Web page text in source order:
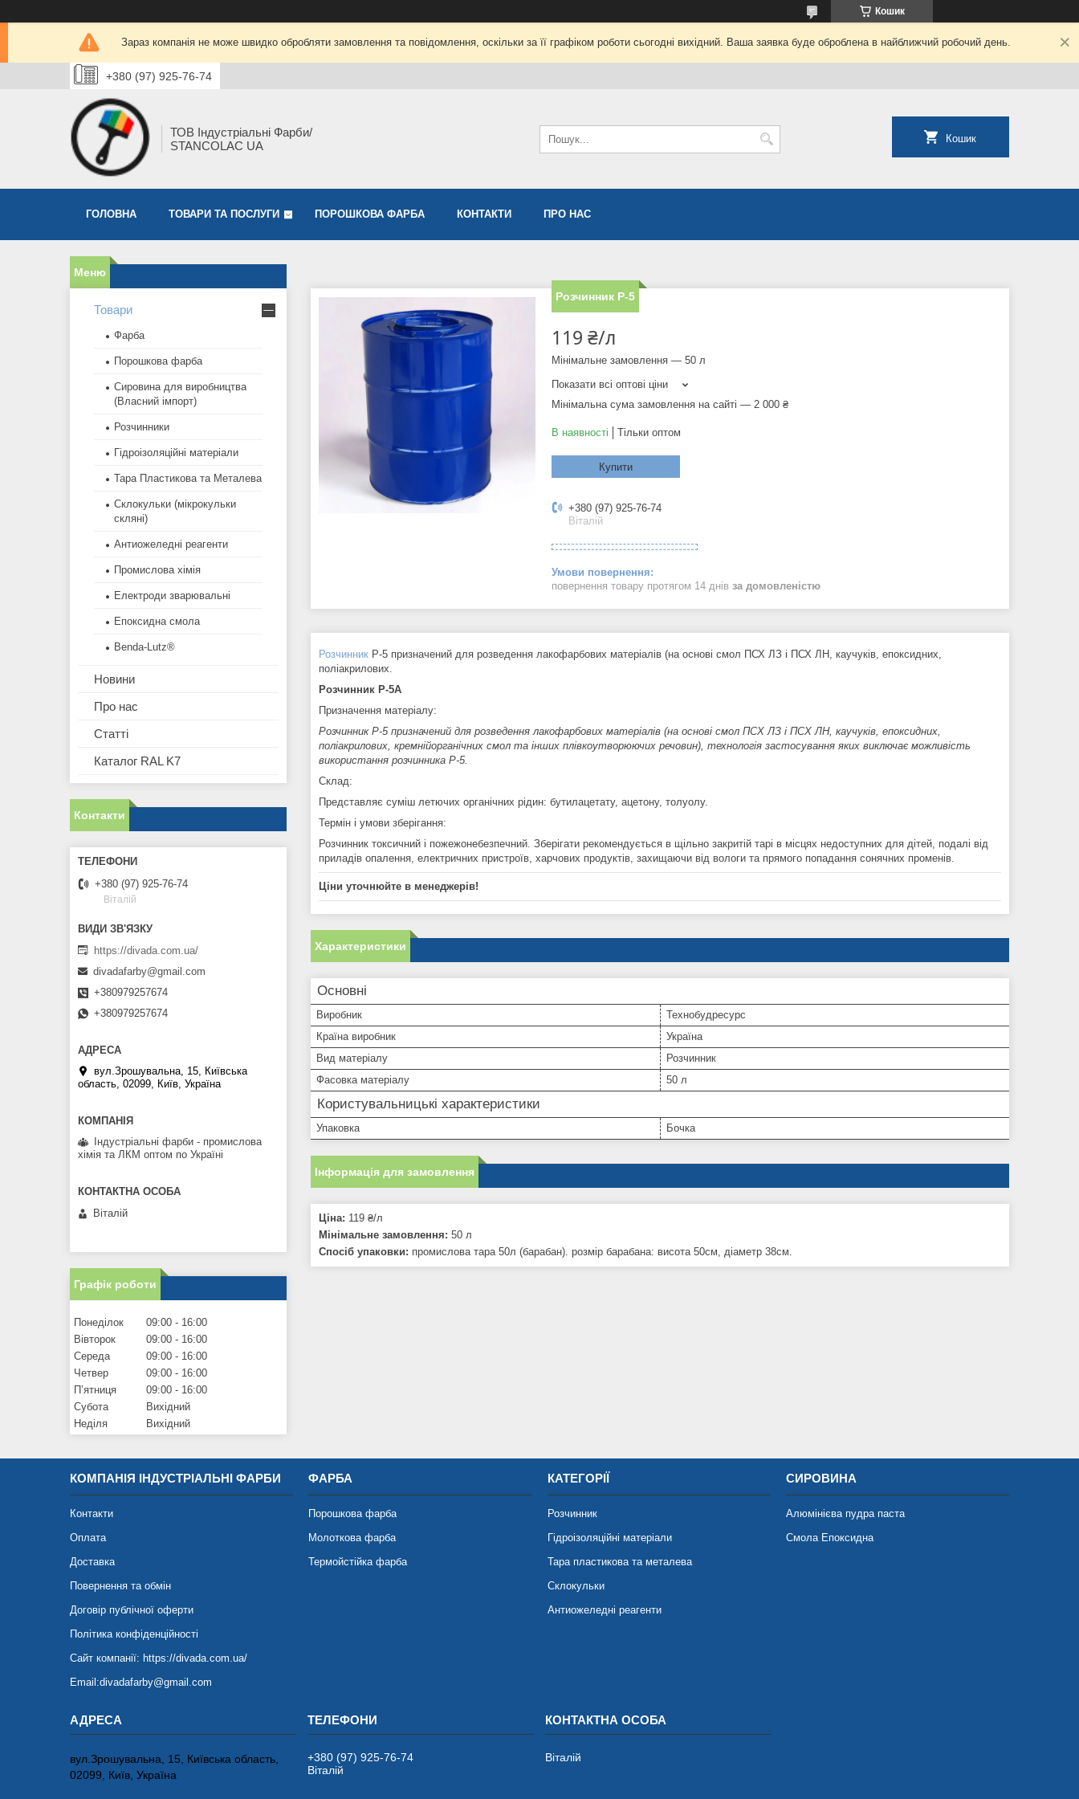
Кошик
Зараз компанія не може швидко обробляти замовлення та повідомлення, оскільки за її графіком роботи сьогодні вихідний. Ваша заявка буде оброблена в найближчий робочий день.
+380 (97) 925-76-74
ТОВ Індустріальні Фарби/
STANCOLAC UA
Кошик
ГОЛОВНА ТОВАРИ ТА ПОСЛУГИ ПОРОШКОВА ФАРБА КОНТАКТИ ПРО НАС
Розчинник Р-5
119 ₴/л
Мінімальне замовлення — 50 л
Показати всі оптові ціни
Мінімальна сума замовлення на сайті — 2 000 ₴
В наявності Тільки оптом
Купити
+380 (97) 925-76-74
Віталій
повернення товару протягом 14 днів за домовленістю
Розчинник Р-5 призначений для розведення лакофарбових матеріалів (на основі смол ПСХ ЛЗ і ПСХ ЛН, каучуків, епоксидних,
поліакрилових.
Розчинник Р-5А
Призначення матеріалу:
Розчинник Р-5 призначений для розведення лакофарбових матеріалів (на основі смол ПСХ ЛЗ і ПСХ ЛН, каучуків, епоксидних,
поліакрилових, кремнійорганічних смол та інших плівкоутворюючих речовин), технологія застосування яких виключає можливість
використання розчинника Р-5.
Склад:
Представляє суміш летючих органічних рідин: бутилацетату, ацетону, толуолу.
Термін і умови зберігання:
Розчинник токсичний і пожежонебезпечний. Зберігати рекомендується в щільно закритій тарі в місцях недоступних для дітей, подалі від
приладів опалення, електричних пристроїв, харчових продуктів, захищаючи від вологи та прямого попадання сонячних променів.
Ціни уточнюйте в менеджерів!
Характеристики
Основні
Виробник
Технобудресурс
Країна виробник
Україна
Вид матеріалу
Розчинник
Фасовка матеріалу
50 л
Користувальницькі характеристики
Упаковка Бочка
Інформація для замовлення
Ціна: 119 ₴/л
Мінімальне замовлення: 50 л
Спосіб упаковки: промислова тара 50л (барабан). розмір барабана: висота 50см, діаметр 38см.
Товари
Фарба
Порошкова фарба
Сировина для виробництва
(Власний імпорт)
Розчинники
Гідроізоляційні матеріали
Тара Пластикова та Металева
Склокульки (мікрокульки
скляні)
Антиожеледні реагенти
Промислова хімія
Електроди зварювальні
Епоксидна смола
Benda-Lutz®
Новини
Про нас
Статті
Каталог RAL K7
Контакти
+380 (97) 925-76-74
Віталій
https://divada.com.ua/
divadafarby@gmail.com
+380979257674
+380979257674
вул.Зрошувальна, 15, Київська
область, 02099, Київ, Україна
Індустріальні фарби - промислова
хімія та ЛКМ оптом по Україні
Віталій
Графік роботи
Понеділок 09:00
16:00
Вівторок
09:00
16:00
Середа
09:00
16:00
Четвер
09:00
16:00
Пʼятниця
09:00
16:00
Субота
Вихідний
Неділя
Вихідний
КОМПАНІЯ ІНДУСТРІАЛЬНІ ФАРБИ
Контакти
Оплата
Доставка
Повернення та обмін
Договір публічної оферти
Політика конфіденційності
Сайт компанії: https://divada.com.ua/
Email:divadafarby@gmail.com
ФАРБА
Порошкова фарба
Молоткова фарба
Термойстійка фарба
КАТЕГОРІЇ
Розчинник
Гідроізоляційні матеріали
Тара пластикова та металева
Склокульки
Антиожеледні реагенти
СИРОВИНА
Алюмінієва пудра паста
Смола Епоксидна
вул.Зрошувальна, 15, Київська область,
02099, Київ, Україна
+380 (97) 925-76-74
Віталій
Віталій